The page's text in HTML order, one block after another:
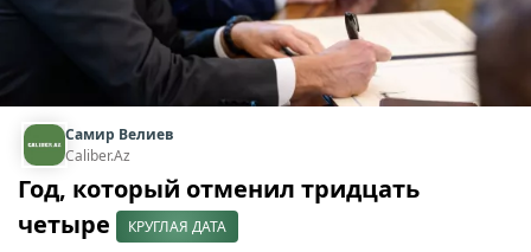
Самир Велиев
Caliber.Az
Год, который отменил тридцать
четыре
КРУГЛАЯ ДАТА